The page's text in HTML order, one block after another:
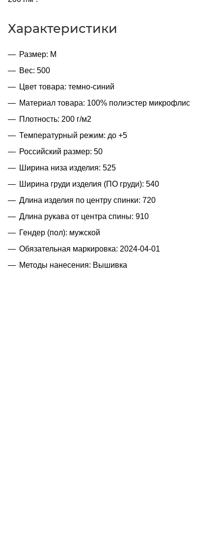
Характеристики
Размер: M
Вес: 500
Цвет товара: темно-синий
Материал товара: 100% полиэстер микрофлис
Плотность: 200 г/м2
Температурный режим: до +5
Российский размер: 50
Ширина низа изделия: 525
Ширина груди изделия (ПО груди): 540
Длина изделия по центру спинки: 720
Длина рукава от центра спины: 910
Гендер (пол): мужской
Обязательная маркировка: 2024-04-01
Методы нанесения: Вышивка